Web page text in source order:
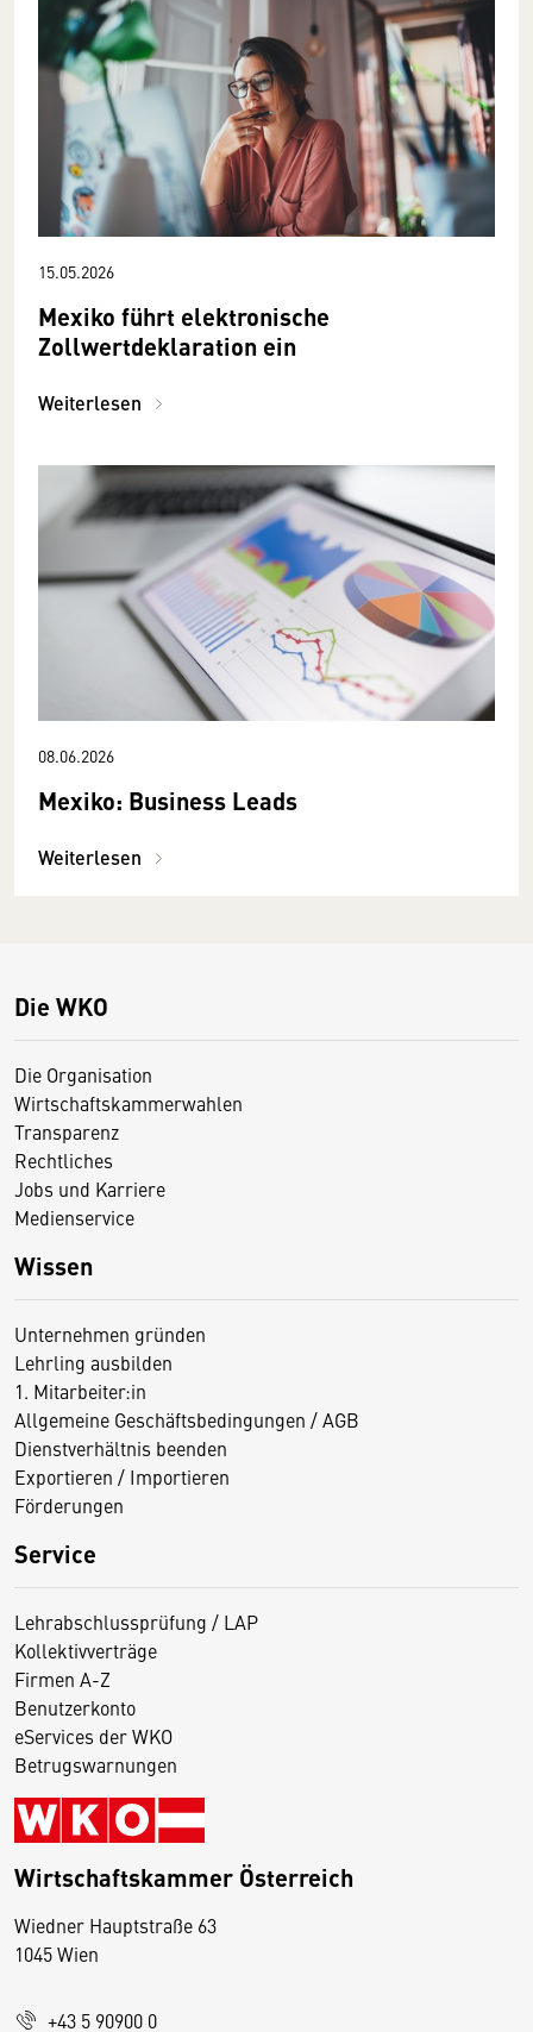
15.05.2026
Mexiko führt elektronische
Zollwertdeklaration ein
Weiterlesen
08.06.2026
Mexiko: Business Leads
Weiterlesen
Die WKO
Die Organisation
Wirtschaftskammerwahlen
Transparenz
Rechtliches
Jobs und Karriere
Medienservice
Wissen
Unternehmen gründen
Lehrling ausbilden
1. Mitarbeiter:in
Allgemeine Geschäftsbedingungen / AGB
Dienstverhältnis beenden
Exportieren / Importieren
Förderungen
Service
Lehrabschlussprüfung / LAP
Kollektivverträge
Firmen A-Z
Benutzerkonto
eServices der WKO
Betrugswarnungen
Wirtschaftskammer Österreich
Wiedner Hauptstraße 63
1045 Wien
+43 5 90900 0
D